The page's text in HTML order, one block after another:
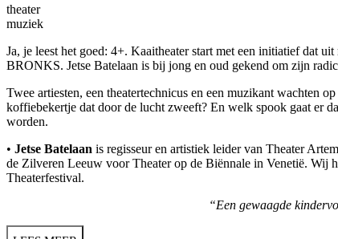
theater
muziek
Ja, je leest het goed: 4+. Kaaitheater start met een initiatief dat
BRONKS. Jetse Batelaan is bij jong en oud gekend om zijn
Twee artiesten, een theatertechnicus en een muzikant wachten
koffiebekertje dat door de lucht zweeft? En welk spook gaat er
worden.
• Jetse Batelaan is regisseur en artistiek leider van Theater
de Zilveren Leeuw voor Theater op de Biënnale in Venetië. Wij
Theaterfestival.
“Een gewaagde